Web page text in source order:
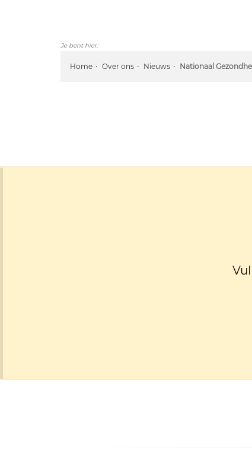
Je bent hier:
Home Over ons Nieuws Nationaal